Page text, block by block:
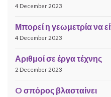
4 December 2023
Μπορεί η γεωμετρία να
4 December 2023
Αριθμοί σε έργα τέχνης
2 December 2023
O σπόρος βλασταίνει